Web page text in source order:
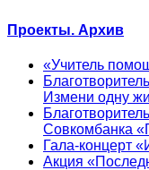
Проекты. Архив
«Учитель
Измени одну
Совкомбанка
Гала-концерт
Акция